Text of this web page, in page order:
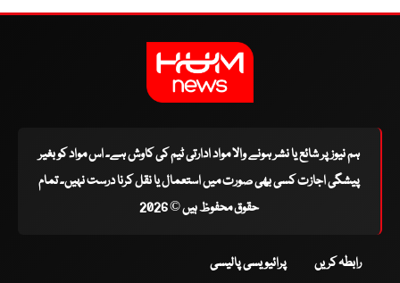
ہم نیوز پر شائع یا نشر ہونے والا مواد ادارتی ٹیم کی کاوش ہے۔ اس مواد کو بغیر
پیشگی اجازت کسی بھی صورت میں استعمال یا نقل کرنا درست نہیں۔ تمام
حقوق محفوظ ہیں © 2026
رابطہ کریں پرائیویسی پالیسی